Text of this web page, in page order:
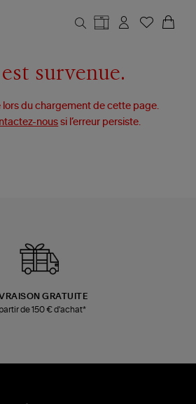
survenue.
lors du chargement de cette page.
nous si l’erreur persiste.
GRATUITE
de 150 € d'achat*